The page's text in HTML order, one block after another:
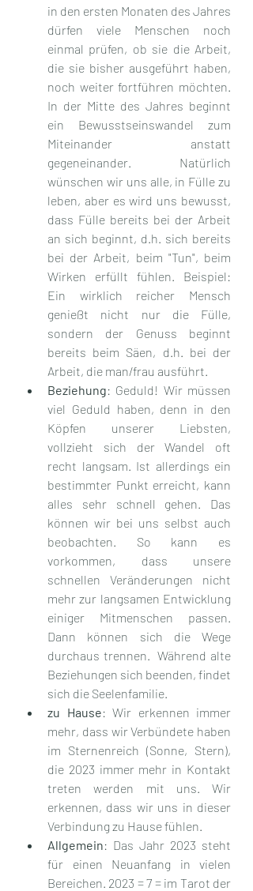
in den ersten Monaten des Jahres
dürfen viele Menschen noch
einmal prüfen, ob sie die Arbeit,
die sie bisher ausgeführt haben,
noch weiter fortführen möchten.
In der Mitte des Jahres beginnt
ein Bewusstseinswandel zum
Miteinander anstatt
gegeneinander. Natürlich
wünschen wir uns alle, in Fülle zu
leben, aber es wird uns bewusst,
dass Fülle bereits bei der Arbeit
an sich beginnt, d.h. sich bereits
bei der Arbeit, beim "Tun", beim
Wirken erfüllt fühlen. Beispiel:
Ein wirklich reicher Mensch
genießt nicht nur die Fülle,
sondern der Genuss beginnt
bereits beim Säen, d.h. bei der
Arbeit, die man/frau ausführt.
Beziehung: Geduld! Wir müssen
viel Geduld haben, denn in den
Köpfen unserer Liebsten,
vollzieht sich der Wandel oft
recht langsam. Ist allerdings ein
bestimmter Punkt erreicht, kann
alles sehr schnell gehen. Das
können wir bei uns selbst auch
beobachten. So kann es
vorkommen, dass unsere
schnellen Veränderungen nicht
mehr zur langsamen Entwicklung
einiger Mitmenschen passen.
Dann können sich die Wege
durchaus trennen.  Während alte
Beziehungen sich beenden, findet
sich die Seelenfamilie.
zu Hause: Wir erkennen immer
mehr, dass wir Verbündete haben
im Sternenreich (Sonne, Stern),
die 2023 immer mehr in Kontakt
treten werden mit uns. Wir
erkennen, dass wir uns in dieser
Verbindung zu Hause fühlen.
Allgemein: Das Jahr 2023 steht
für einen Neuanfang in vielen
Bereichen. 2023 = 7 = im Tarot der